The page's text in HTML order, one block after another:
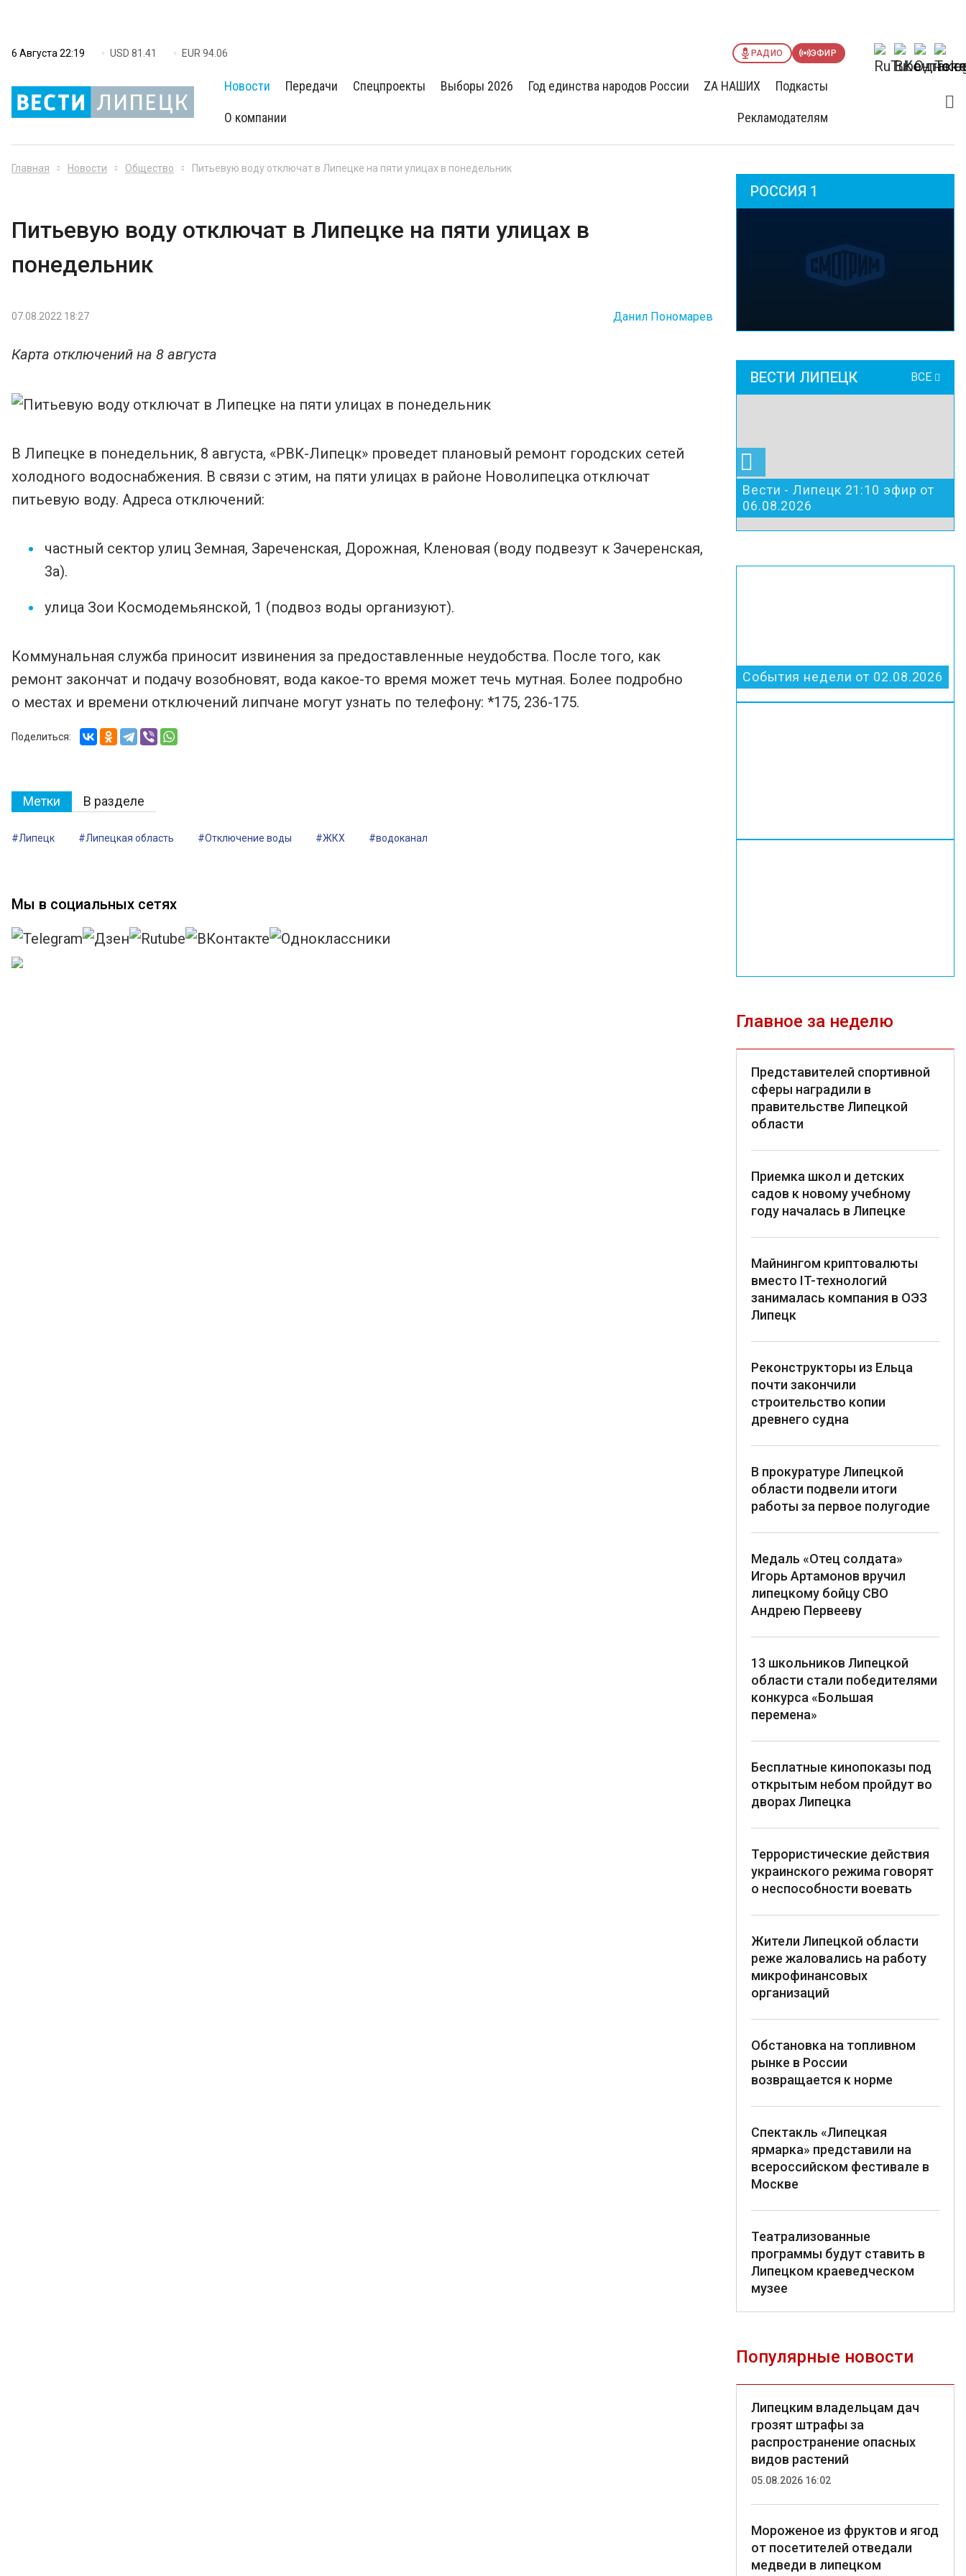
6 Августа 22:19 USD 81.41 EUR 94.06 РАДИО ЭФИР
Новости Передачи Спецпроекты Выборы 2026 Год единства народов России ZА НАШИХ Подкасты
О компании Рекламодателям
Главная Новости Общество Питьевую воду отключат в Липецке на пяти улицах в понедельник
Питьевую воду отключат в Липецке на пяти улицах в
понедельник
07.08.2022 18:27 Данил Пономарев
Карта отключений на 8 августа
В Липецке в понедельник, 8 августа, «РВК-Липецк» проведет плановый ремонт городских сетей
холодного водоснабжения. В связи с этим, на пяти улицах в районе Новолипецка отключат
питьевую воду. Адреса отключений:
частный сектор улиц Земная, Зареченская, Дорожная, Кленовая (воду подвезут к Зачеренская,
3а).
улица Зои Космодемьянской, 1 (подвоз воды организуют).
Коммунальная служба приносит извинения за предоставленные неудобства. После того, как
ремонт закончат и подачу возобновят, вода какое-то время может течь мутная. Более подробно
о местах и времени отключений липчане могут узнать по телефону: *175, 236-175.
Поделиться:
Метки В разделе
#Липецк #Липецкая область #Отключение воды #ЖКХ #водоканал
Мы в социальных сетях
РОССИЯ 1
ВЕСТИ ЛИПЕЦК ВСЕ
Вести - Липецк 21:10 эфир от
06.08.2026
События недели от 02.08.2026
Главное за неделю
Представителей спортивной
сферы наградили в
правительстве Липецкой
области
Приемка школ и детских
садов к новому учебному
году началась в Липецке
Майнингом криптовалюты
вместо IT-технологий
занималась компания в ОЭЗ
Липецк
Реконструкторы из Ельца
почти закончили
строительство копии
древнего судна
В прокуратуре Липецкой
области подвели итоги
работы за первое полугодие
Медаль «Отец солдата»
Игорь Артамонов вручил
липецкому бойцу СВО
Андрею Первееву
13 школьников Липецкой
области стали победителями
конкурса «Большая
перемена»
Бесплатные кинопоказы под
открытым небом пройдут во
дворах Липецка
Террористические действия
украинского режима говорят
о неспособности воевать
Жители Липецкой области
реже жаловались на работу
микрофинансовых
организаций
Обстановка на топливном
рынке в России
возвращается к норме
Спектакль «Липецкая
ярмарка» представили на
всероссийском фестивале в
Москве
Театрализованные
программы будут ставить в
Липецком краеведческом
музее
Популярные новости
Липецким владельцам дач
грозят штрафы за
распространение опасных
видов растений
05.08.2026 16:02
Мороженое из фруктов и ягод
от посетителей отведали
медведи в липецком